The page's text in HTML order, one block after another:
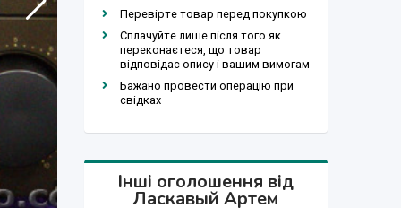
Перевірте товар перед покупкою
Сплачуйте лише після того як
переконаєтеся, що товар
відповідає опису і вашим вимогам
Бажано провести операцію при
свідках
Інші оголошення від
Ласкавый Артем